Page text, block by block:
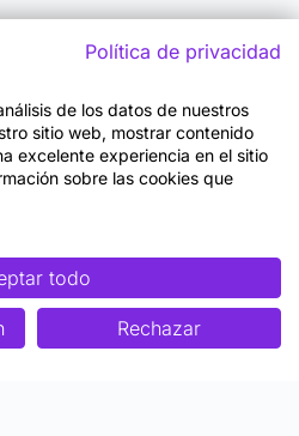
Política de privacidad
de los datos de nuestros
sitio web, mostrar contenido
excelente experiencia en el sitio
sobre las cookies que
todo
Rechazar